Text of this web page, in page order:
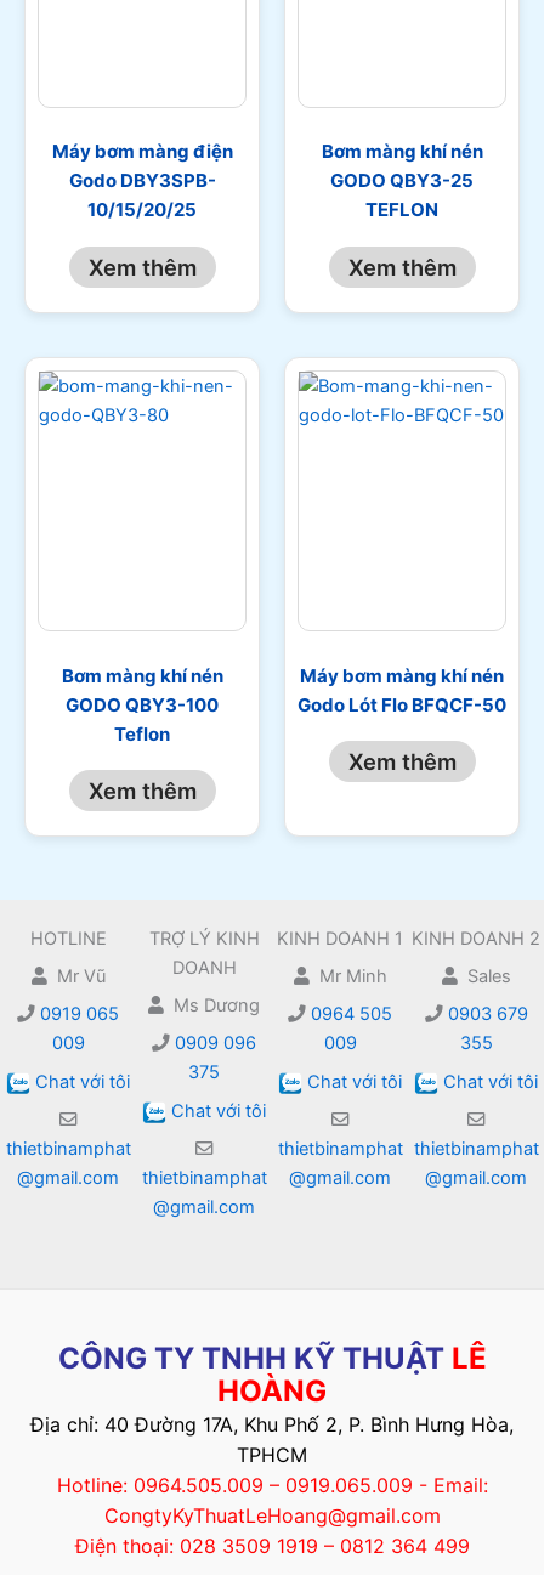
Máy bơm màng điện
Godo DBY3SPB-
10/15/20/25
Xem thêm
Bơm màng khí nén
GODO QBY3-25
TEFLON
Xem thêm
Bơm màng khí nén
GODO QBY3-100
Teflon
Xem thêm
Máy bơm màng khí nén
Godo Lót Flo BFQCF-50
Xem thêm
HOTLINE
Mr Vũ
0919 065
009
Chat với tôi
thietbinamphat
@gmail.com
TRỢ LÝ KINH
DOANH
Ms Dương
0909 096
375
Chat với tôi
thietbinamphat
@gmail.com
KINH DOANH 1
Mr Minh
0964 505
009
Chat với tôi
thietbinamphat
@gmail.com
KINH DOANH 2
Sales
0903 679
355
Chat với tôi
thietbinamphat
@gmail.com
CÔNG TY TNHH KỸ THUẬT LÊ
HOÀNG
Địa chỉ: 40 Đường 17A, Khu Phố 2, P. Bình Hưng Hòa,
TPHCM
Hotline: 0964.505.009 – 0919.065.009 - Email:
CongtyKyThuatLeHoang@gmail.com
Điện thoại: 028 3509 1919 – 0812 364 499